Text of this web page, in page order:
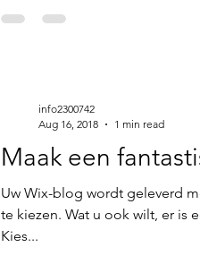
Maak een
Uw Wix-blog wordt geleverd
te kiezen. Wat u ook wilt, er is
Kies...
info2300742
Aug 16, 2018
1 min read